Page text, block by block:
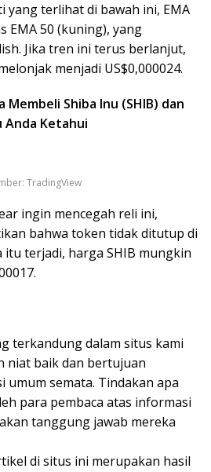
yang terlihat di bawah ini, EMA
EMA 50 (kuning), yang
Jika tren ini terus berlanjut,
menjadi US$0,000024.
Membeli Shiba Inu (SHIB) dan
Anda Ketahui
TradingView
ingin mencegah reli ini,
bahwa token tidak ditutup di
itu terjadi, harga SHIB mungkin
terkandung dalam situs kami
niat baik dan bertujuan
umum semata. Tindakan apa
para pembaca atas informasi
tanggung jawab mereka
di situs ini merupakan hasil